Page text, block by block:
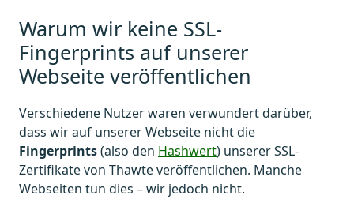
Warum wir keine SSL-
Fingerprints auf unserer
Webseite veröffentlichen
Verschiedene Nutzer waren verwundert darüber,
dass wir auf unserer Webseite nicht die
Fingerprints(also den Hashwert) unserer SSL-
Zertifikate von Thawte veröffentlichen. Manche
Webseiten tun dies – wir jedoch nicht.